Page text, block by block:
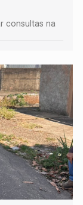
consultas na